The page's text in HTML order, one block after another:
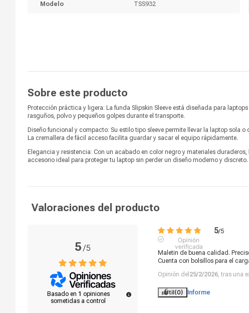
Modelo TSS932
Sobre este producto
Protección práctica y ligera: La funda Slipskin Sleeve está diseñada para
rasguños, polvo y pequeños golpes durante el transporte.
Diseño funcional y compacto: Su estilo tipo sleeve permite llevar la laptop
La cremallera de fácil acceso facilita guardar y sacar el equipo rápidamente.
Elegancia y resistencia: Con un acabado en color negro y materiales
accesorio ideal para proteger tu laptop sin perder un diseño moderno y discreto.
Valoraciones del producto
5/5
Basado en 1 opiniones
sometidas a control
5/5
Opinión
verificada
Maletin de buena calidad.
Cuenta con bolsillos para el
Opinión del 25/2/2026, tras una
Útil(0) Informe